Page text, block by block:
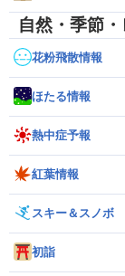
自然・季節
花粉飛散情報
ほたる情報
熱中症予報
紅葉情報
スキー＆スノボ
初詣